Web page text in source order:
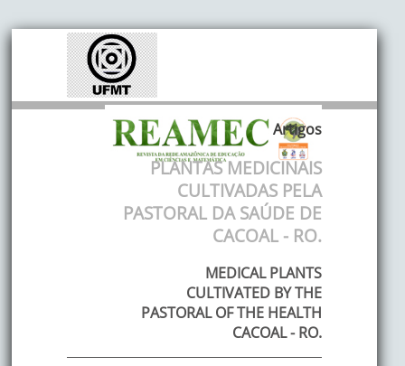
Artigos
PLANTAS MEDICINAIS
CULTIVADAS PELA
PASTORAL DA SAÚDE DE
CACOAL - RO.
MEDICAL PLANTS
CULTIVATED BY THE
PASTORAL OF THE HEALTH
CACOAL - RO.